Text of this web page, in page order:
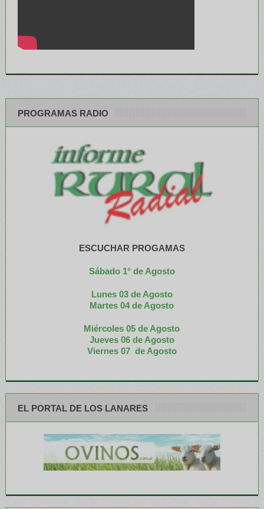
PROGRAMAS RADIO
ESCUCHAR PROGAMAS
Sábado 1° de Agosto
Lunes 03 de Agosto
Martes 04 de Agosto
Miércoles 05 de Agosto
Jueves 06 de Agosto
Viernes 07 de Agosto
EL PORTAL DE LOS LANARES